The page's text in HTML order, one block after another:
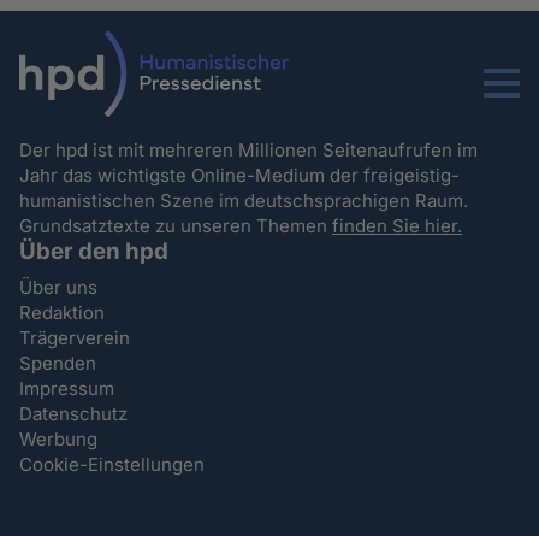
Menu
Der hpd ist mit mehreren Millionen Seitenaufrufen im
Jahr das wichtigste Online-Medium der freigeistig-
humanistischen Szene im deutschsprachigen Raum.
Grundsatztexte zu unseren Themenfinden Sie hier.
Über den hpd
Über uns
Redaktion
Trägerverein
Spenden
Impressum
Datenschutz
Werbung
Cookie-Einstellungen